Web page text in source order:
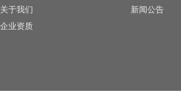
关于我们
企业资质
新闻公告